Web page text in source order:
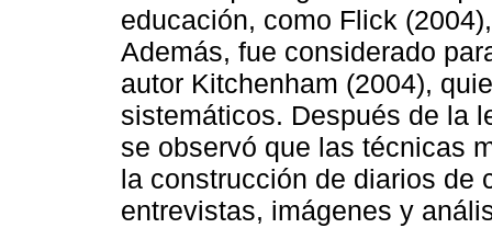
educación, como Flick
Además, fue considerado
autor Kitchenham (2004),
sistemáticos. Después de la
se observó que las técnicas
la construcción de diarios de
entrevistas, imágenes y